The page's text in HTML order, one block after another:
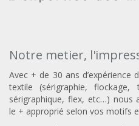
Notre metier,
Avec + de 30 ans d’expérience
textile (sérigraphie, flockage,
sérigraphique, flex, etc…) nous
le + approprié selon vos motifs